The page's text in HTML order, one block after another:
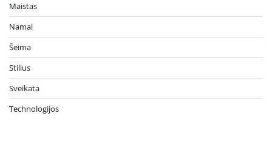
Maistas
Namai
Šeima
Stilius
Sveikata
Technologijos